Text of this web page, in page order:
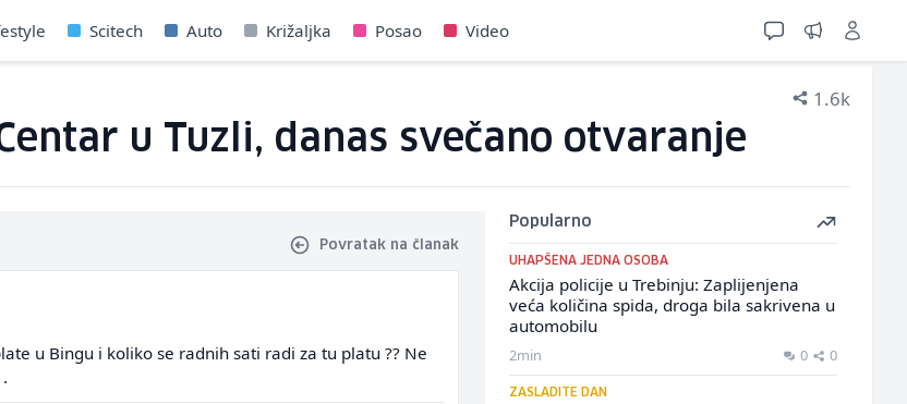
Scitech Auto Križaljka Posao Video
1.6k
u Tuzli, danas svečano otvaranje
Povratak na članak
u Bingu i koliko se radnih sati radi za tu platu ?? Ne
Popularno
UHAPŠENA JEDNA OSOBA
Akcija policije u Trebinju: Zaplijenjena
veća količina spida, droga bila sakrivena u
automobilu
2min 0 0
ZASLADITE DAN